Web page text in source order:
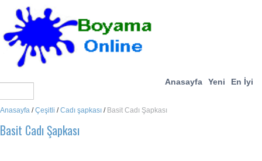
Anasayfa Yeni En İyi
Anasayfa /Çeşitli /Cadı şapkası / Basit Cadı Şapkası
Basit Cadı Şapkası